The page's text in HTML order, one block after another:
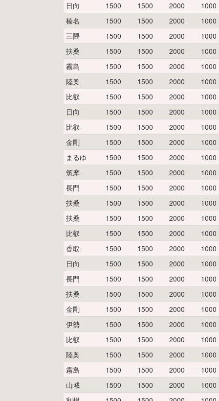
日向
1500 1500 2000
1000
榛名
1500 1500 2000
1000
三隈
1500 1500 2000
1000
扶桑
1500 1500 2000
1000
霧島
1500 1500 2000
1000
陸奥
1500 1500 2000
1000
比叡
1500 1500 2000
1000
日向
1500 1500 2000
1000
比叡
1500 1500 2000
1000
金剛
1500 1500 2000
1000
まるゆ
1500 1500 2000
1000
筑摩
1500 1500 2000
1000
長門
1500 1500 2000
1000
扶桑
1500 1500 2000
1000
扶桑
1500 1500 2000
1000
比叡
1500 1500 2000
1000
香取
1500 1500 2000
1000
日向
1500 1500 2000
1000
長門
1500 1500 2000
1000
扶桑
1500 1500 2000
1000
金剛
1500 1500 2000
1000
伊勢
1500 1500 2000
1000
比叡
1500 1500 2000
1000
陸奥
1500 1500 2000
1000
霧島
1500 1500 2000
1000
山城
1500 1500 2000
1000